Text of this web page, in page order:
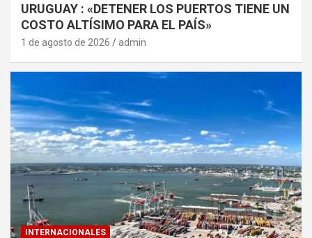
URUGUAY : «DETENER LOS PUERTOS TIENE UN
COSTO ALTÍSIMO PARA EL PAÍS»
1 de agosto de 2026 admin
INTERNACIONALES